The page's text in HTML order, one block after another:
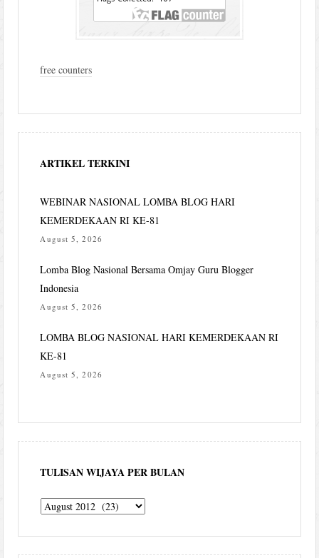
free counters
ARTIKEL TERKINI
WEBINAR NASIONAL LOMBA BLOG HARI
KEMERDEKAAN RI KE-81
August 5, 2026
Lomba Blog Nasional Bersama Omjay Guru Blogger
Indonesia
August 5, 2026
LOMBA BLOG NASIONAL HARI KEMERDEKAAN RI
KE-81
August 5, 2026
TULISAN WIJAYA PER BULAN
Tulisan
per